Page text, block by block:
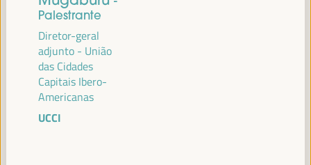
PALESTRANTES
MARÍA JESÚS MONTERO CUADRADO
Palestrante
Diretor-geral
adjunto - União
das Cidades
Capitais Ibero-
Americanas
UCCI